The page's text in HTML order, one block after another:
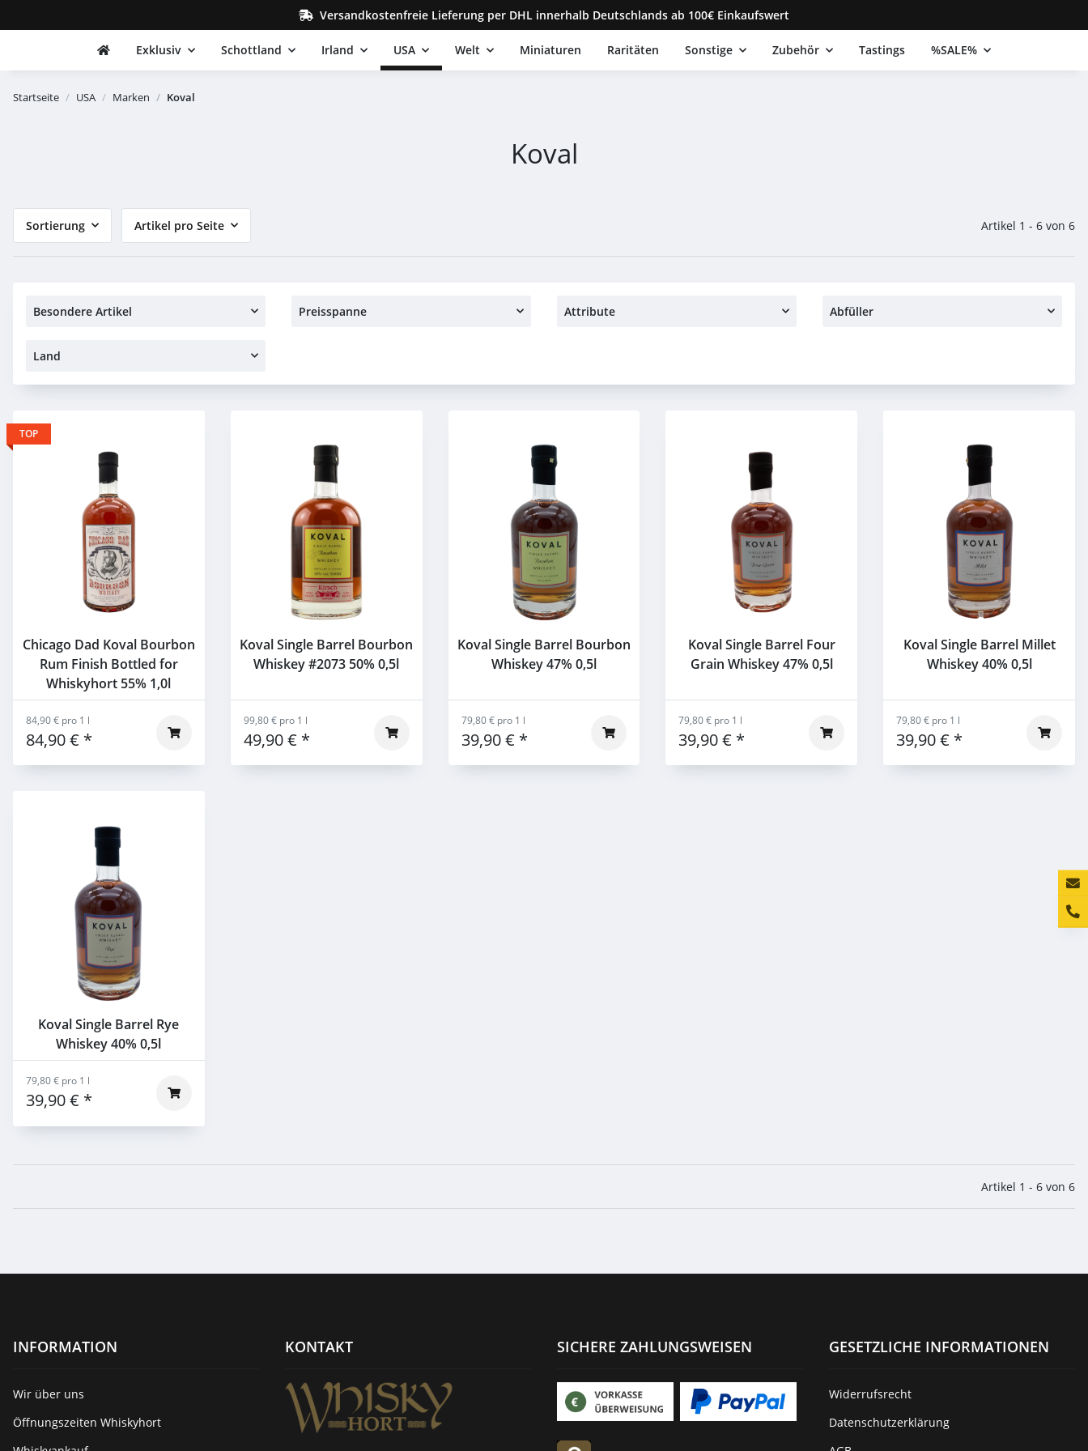
Versandkostenfreie Lieferung per DHL innerhalb Deutschlands ab 100€ Einkaufswert
Exklusiv Schottland Irland USA Welt Miniaturen Raritäten Sonstige Zubehör Tastings %SALE%
Startseite USA Marken Koval
Koval
Sortierung Artikel pro Seite Artikel 1 - 6 von 6
Besondere Artikel Preisspanne Attribute Abfüller
Land
TOP
Chicago Dad Koval Bourbon
Rum Finish Bottled for
Whiskyhort 55% 1,0l
84,90 € *
84,90 € pro 1 l
Koval Single Barrel Bourbon
Whiskey #2073 50% 0,5l
49,90 € *
99,80 € pro 1 l
Koval Single Barrel Bourbon
Whiskey 47% 0,5l
39,90 € *
79,80 € pro 1 l
Koval Single Barrel Four
Grain Whiskey 47% 0,5l
39,90 € *
79,80 € pro 1 l
Koval Single Barrel Millet
Whiskey 40% 0,5l
39,90 € *
79,80 € pro 1 l
Koval Single Barrel Rye
Whiskey 40% 0,5l
39,90 € *
79,80 € pro 1 l
Artikel 1 - 6 von 6
INFORMATION
Wir über uns
Öffnungszeiten Whiskyhort
KONTAKT SICHERE ZAHLUNGSWEISEN GESETZLICHE INFORMATIONEN
Widerrufsrecht
Datenschutzerklärung